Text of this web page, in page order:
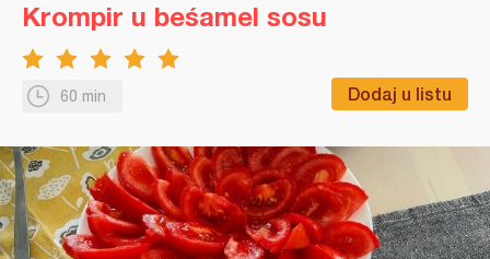
60 min Dodaj u listu
Krompir u beśamel sosu